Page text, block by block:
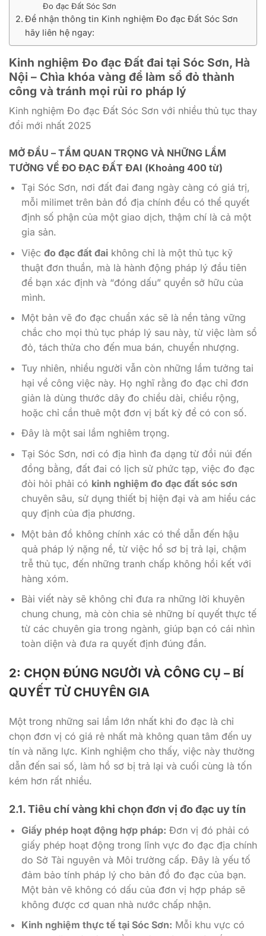
Đo đạc Đất Sóc Sơn
Để nhận thông tin Kinh nghiệm Đo đạc Đất Sóc Sơn
hãy liên hệ ngay:
Kinh nghiệm Đo đạc Đất đai tại Sóc Sơn, Hà
Nội – Chìa khóa vàng để làm sổ đỏ thành
công và tránh mọi rủi ro pháp lý
Kinh nghiệm Đo đạc Đất Sóc Sơn với nhiều thủ tục thay
đổi mới nhất 2025
MỞ ĐẦU – TẦM QUAN TRỌNG VÀ NHỮNG LẦM
TƯỞNG VỀ ĐO ĐẠC ĐẤT ĐAI (Khoảng 400 từ)
Tại Sóc Sơn, nơi đất đai đang ngày càng có giá trị,
mỗi milimet trên bản đồ địa chính đều có thể quyết
định số phận của một giao dịch, thậm chí là cả một
gia sản.
Việc đo đạc đất đaikhông chỉ là một thủ tục kỹ
thuật đơn thuần, mà là hành động pháp lý đầu tiên
để bạn xác định và “đóng dấu” quyền sở hữu của
mình.
Một bản vẽ đo đạc chuẩn xác sẽ là nền tảng vững
chắc cho mọi thủ tục pháp lý sau này, từ việc làm sổ
đỏ, tách thửa cho đến mua bán, chuyển nhượng.
Tuy nhiên, nhiều người vẫn còn những lầm tưởng tai
hại về công việc này. Họ nghĩ rằng đo đạc chỉ đơn
giản là dùng thước dây đo chiều dài, chiều rộng,
hoặc chỉ cần thuê một đơn vị bất kỳ để có con số.
Đây là một sai lầm nghiêm trọng.
Tại Sóc Sơn, nơi có địa hình đa dạng từ đồi núi đến
đồng bằng, đất đai có lịch sử phức tạp, việc đo đạc
đòi hỏi phải có kinh nghiệm đo đạc đất sóc sơn
chuyên sâu, sử dụng thiết bị hiện đại và am hiểu các
quy định của địa phương.
Một bản đồ không chính xác có thể dẫn đến hậu
quả pháp lý nặng nề, từ việc hồ sơ bị trả lại, chậm
trễ thủ tục, đến những tranh chấp không hồi kết với
hàng xóm.
Bài viết này sẽ không chỉ đưa ra những lời khuyên
chung chung, mà còn chia sẻ những bí quyết thực tế
từ các chuyên gia trong ngành, giúp bạn có cái nhìn
toàn diện và đưa ra quyết định đúng đắn.
2: CHỌN ĐÚNG NGƯỜI VÀ CÔNG CỤ – BÍ
QUYẾT TỪ CHUYÊN GIA
Một trong những sai lầm lớn nhất khi đo đạc là chỉ
chọn đơn vị có giá rẻ nhất mà không quan tâm đến uy
tín và năng lực. Kinh nghiệm cho thấy, việc này thường
dẫn đến sai số, làm hồ sơ bị trả lại và cuối cùng là tốn
kém hơn rất nhiều.
2.1. Tiêu chí vàng khi chọn đơn vị đo đạc uy tín
Giấy phép hoạt động hợp pháp: Đơn vị đó phải có
giấy phép hoạt động trong lĩnh vực đo đạc địa chính
do Sở Tài nguyên và Môi trường cấp. Đây là yếu tố
đảm bảo tính pháp lý cho bản đồ đo đạc của bạn.
Một bản vẽ không có dấu của đơn vị hợp pháp sẽ
không được cơ quan nhà nước chấp nhận.
Kinh nghiệm thực tế tại Sóc Sơn: Mỗi khu vực có